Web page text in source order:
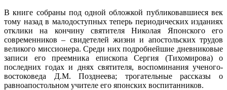
В книге собраны под одной обложкой публиковавшиеся век
тому назад в малодоступных теперь периодических изданиях
отклики на кончину святителя Николая Японского его
современников – свидетелей жизни и апостольских трудов
великого миссионера. Среди них подробнейшие дневниковые
записи его преемника епископа Сергия (Тихомирова) о
последних годах и днях святителя, воспоминания ученого-
востоковеда Д.М. Позднеева; трогательные рассказы о
равноапостольном учителе его японских воспитанников.